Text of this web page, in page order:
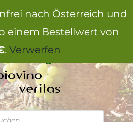
nach Österreich und
einem Bestellwert von
. Verwerfen